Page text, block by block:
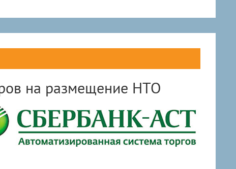
на размещение НТО